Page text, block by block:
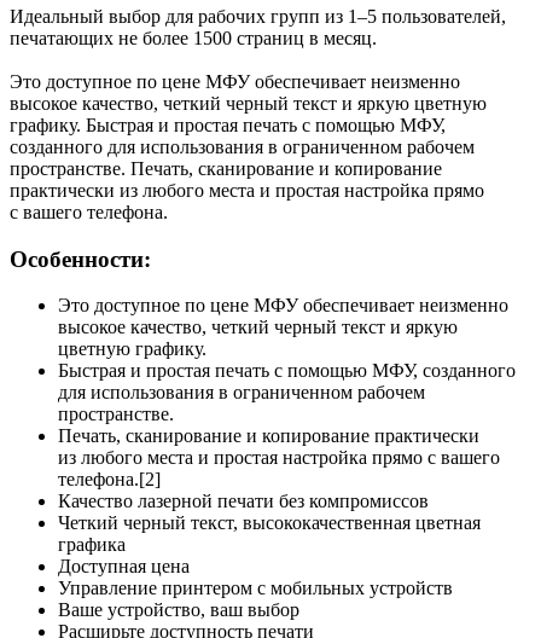
Идеальный выбор для рабочих групп из 1–5 пользователей,
печатающих не более 1500 страниц в месяц.
Это доступное по цене МФУ обеспечивает неизменно
высокое качество, четкий черный текст и яркую цветную
графику. Быстрая и простая печать с помощью МФУ,
созданного для использования в ограниченном рабочем
пространстве. Печать, сканирование и копирование
практически из любого места и простая настройка прямо
с вашего телефона.
Особенности:
Это доступное по цене МФУ обеспечивает неизменно
высокое качество, четкий черный текст и яркую
цветную графику.
Быстрая и простая печать с помощью МФУ, созданного
для использования в ограниченном рабочем
пространстве.
Печать, сканирование и копирование практически
из любого места и простая настройка прямо с вашего
телефона.[2]
Качество лазерной печати без компромиссов
Четкий черный текст, высококачественная цветная
графика
Доступная цена
Управление принтером с мобильных устройств
Ваше устройство, ваш выбор
Расширьте доступность печати